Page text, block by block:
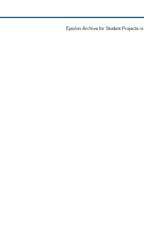
Epsilon Archive for Student Projects is